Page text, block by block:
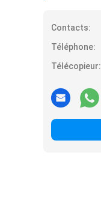
Contacts:
Téléphone:
Télécopieur: